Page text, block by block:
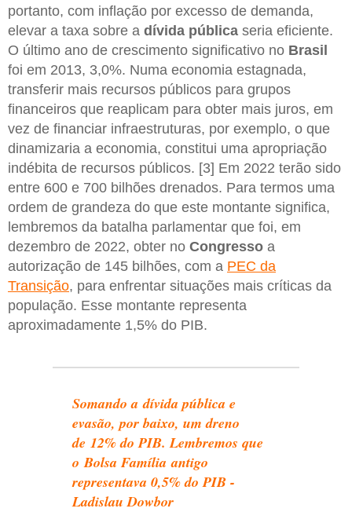
portanto, com inflação por excesso de demanda,
elevar a taxa sobre a dívida pública seria eficiente.
O último ano de crescimento significativo no Brasil
foi em 2013, 3,0%. Numa economia estagnada,
transferir mais recursos públicos para grupos
financeiros que reaplicam para obter mais juros, em
vez de financiar infraestruturas, por exemplo, o que
dinamizaria a economia, constitui uma apropriação
indébita de recursos públicos. [3] Em 2022 terão sido
entre 600 e 700 bilhões drenados. Para termos uma
ordem de grandeza do que este montante significa,
lembremos da batalha parlamentar que foi, em
dezembro de 2022, obter no Congresso a
autorização de 145 bilhões, com a PEC da
Transição, para enfrentar situações mais críticas da
população. Esse montante representa
aproximadamente 1,5% do PIB.
Somando a dívida pública e
evasão, por baixo, um dreno
de 12% do PIB. Lembremos que
o Bolsa Família antigo
representava 0,5% do PIB -
Ladislau Dowbor